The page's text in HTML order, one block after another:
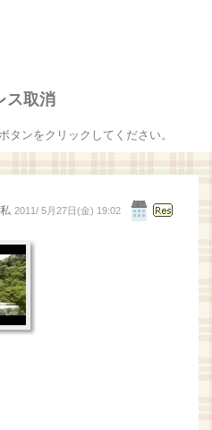
ス取消
タンをクリックしてください。
私 2011/ 5月27日(金) 19:02